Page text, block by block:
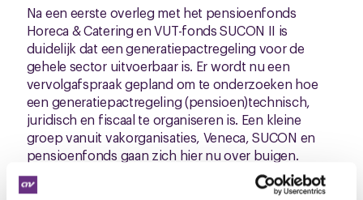
Na een eerste overleg met het pensioenfonds
Horeca & Catering en VUT-fonds SUCON II is
duidelijk dat een generatiepactregeling voor de
gehele sector uitvoerbaar is. Er wordt nu een
vervolgafspraak gepland om te onderzoeken hoe
een generatiepactregeling (pensioen)technisch,
juridisch en fiscaal te organiseren is. Een kleine
groep vanuit vakorganisaties, Veneca, SUCON en
pensioenfonds gaan zich hier nu over buigen.
Daarna is het aan cao-partijen om zich er over
uitspreken. Wordt vervolgd.